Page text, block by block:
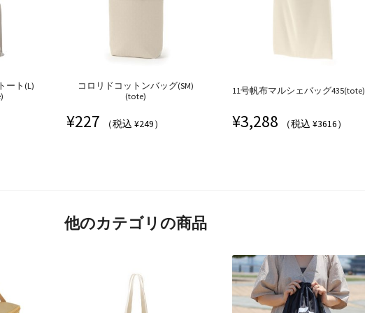
ート(L)
コロリドコットンバッグ(SM)
(tote)
¥227 （税込 ¥249）
11号帆布マルシェバッグ435(tote)
¥3,288 （税込 ¥3616）
他のカテゴリの商品